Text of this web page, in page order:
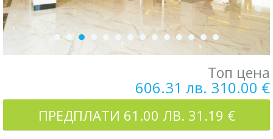
Топ цена
606.31 лв. 310.00 €
ПРЕДПЛАТИ 61.00 ЛВ. 31.19 €